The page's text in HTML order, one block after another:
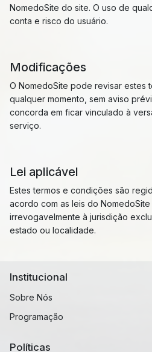
NomedoSite do site. O uso de
conta e risco do usuário.
Modificações
O NomedoSite pode revisar estes
qualquer momento, sem aviso
concorda em ficar vinculado à
serviço.
Lei aplicável
Estes termos e condições são
acordo com as leis do
irrevogavelmente à jurisdição
estado ou localidade.
Institucional
Sobre Nós
Programação
Políticas